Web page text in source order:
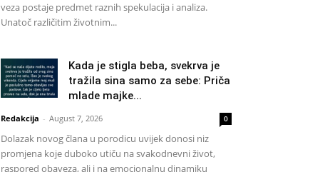
veza postaje predmet raznih spekulacija i analiza.
Unatoč različitim životnim...
Kada je stigla beba, svekrva je
tražila sina samo za sebe: Priča
mlade majke...
Redakcija - August 7, 2026 0
Dolazak novog člana u porodicu uvijek donosi niz
promjena koje duboko utiču na svakodnevni život,
raspored obaveza, ali i na emocionalnu dinamiku